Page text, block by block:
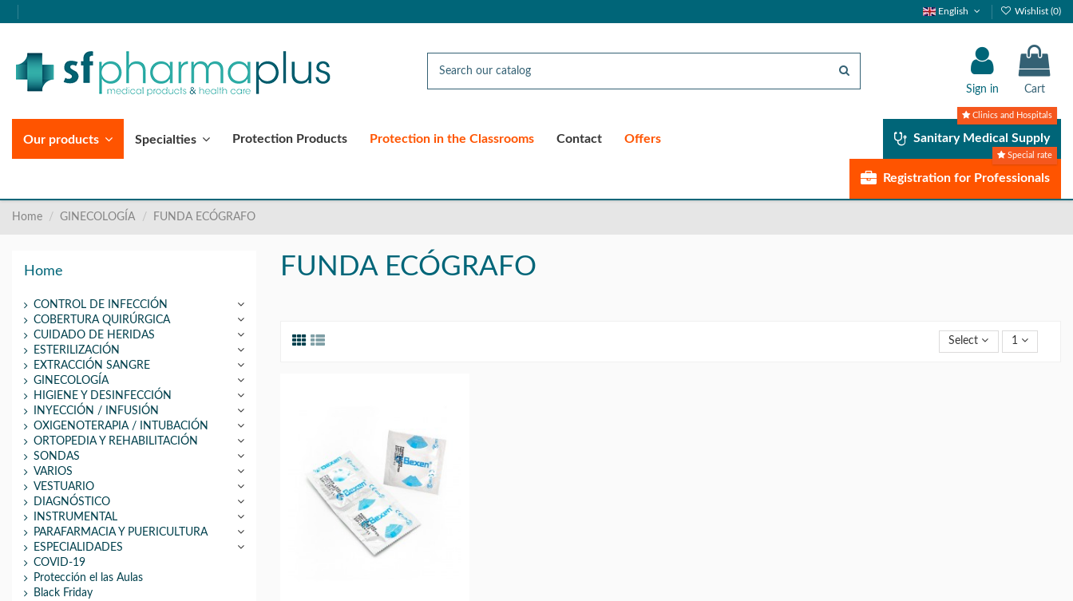
English Wishlist (0)
Sign in Cart
Our products Specialties Protection Products Protection in the Classrooms Contact Offers Sanitary Medical Supply
Clinics and Hospitals
Registration for Professionals
Special rate
Home GINECOLOGÍA FUNDA ECÓGRAFO
FUNDA ECÓGRAFO
Select 1
Home
CONTROL DE INFECCIÓN
COBERTURA QUIRÚRGICA
CUIDADO DE HERIDAS
ESTERILIZACIÓN
EXTRACCIÓN SANGRE
GINECOLOGÍA
HIGIENE Y DESINFECCIÓN
INYECCIÓN / INFUSIÓN
OXIGENOTERAPIA / INTUBACIÓN
ORTOPEDIA Y REHABILITACIÓN
SONDAS
VARIOS
VESTUARIO
DIAGNÓSTICO
INSTRUMENTAL
PARAFARMACIA Y PUERICULTURA
ESPECIALIDADES
COVID-19
Protección el las Aulas
Black Friday